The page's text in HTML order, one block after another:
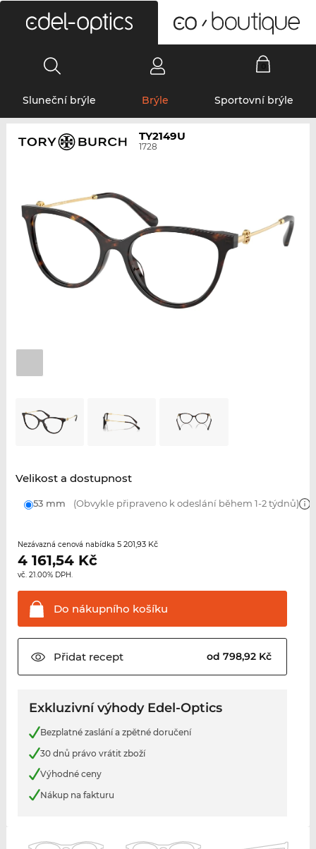
Sluneční brýle Brýle Sportovní brýle
TY2149U
1728
Velikost a dostupnost
53 mm (Obvykle připraveno k odeslání během 1-2 týdnů)
Nezávazná cenová nabídka 5 201,93 Kč
4 161,54Kč
vč. 21.00% DPH.
Do nákupního košíku
Přidatrecept od 798,92 Kč
Exkluzivní výhody Edel-Optics
Bezplatné zaslání a zpětné doručení
30 dnů právo vrátit zboží
Výhodné ceny
Nákup na fakturu